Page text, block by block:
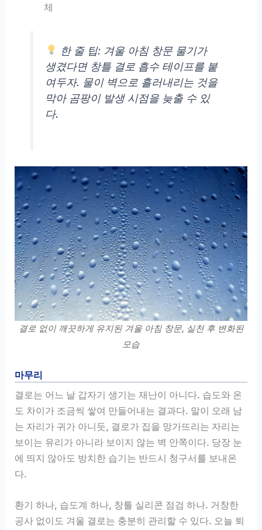
체
한 줄 팁: 겨울 아침 창문 물기가
생겼다면 창틀 결로 흡수 테이프를 붙
여두자. 물이 벽으로 흘러내리는 것을
막아 곰팡이 발생 시점을 늦출 수 있
다.
결로 없이 깨끗하게 유지된 겨울 아침 창문, 실천 후 변화된
모습
마무리
결로는 어느 날 갑자기 생기는 재난이 아니다. 습도와 온
도 차이가 조금씩 쌓여 만들어내는 결과다. 말이 오래 남
는 자리가 귀가 아니듯, 결로가 집을 망가뜨리는 자리는
보이는 유리가 아니라 보이지 않는 벽 안쪽이다. 당장 눈
에 띄지 않아도 방치한 습기는 반드시 청구서를 보내온
다.
환기 하나, 습도계 하나, 창틀 실리콘 점검 하나. 거창한
공사 없이도 겨울 결로는 충분히 관리할 수 있다. 오늘 퇴